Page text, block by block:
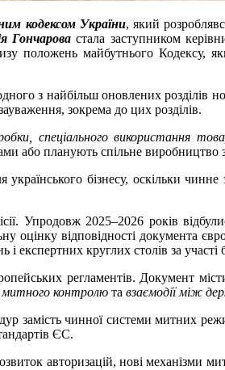
кодексом України, який
Гончарова стала заступником
положень майбутнього
з найбільш оновлених розділів
зокрема до цих розділів.
спеціального використання
або планують спільне виробництво
бізнесу, оскільки чинне
Упродовж 2025–2026 років
оцінку відповідності документа
круглих столів за участі
регламентів. Документ
митного контролю та взаємодії між
замість чинної системи митних
ЄС.
авторизацій, нові механізми